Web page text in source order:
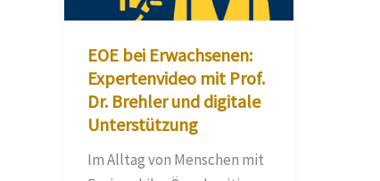
EOE bei Erwachsenen:
Expertenvideo mit Prof.
Dr. Brehler und digitale
Unterstützung
Im Alltag von Menschen mit